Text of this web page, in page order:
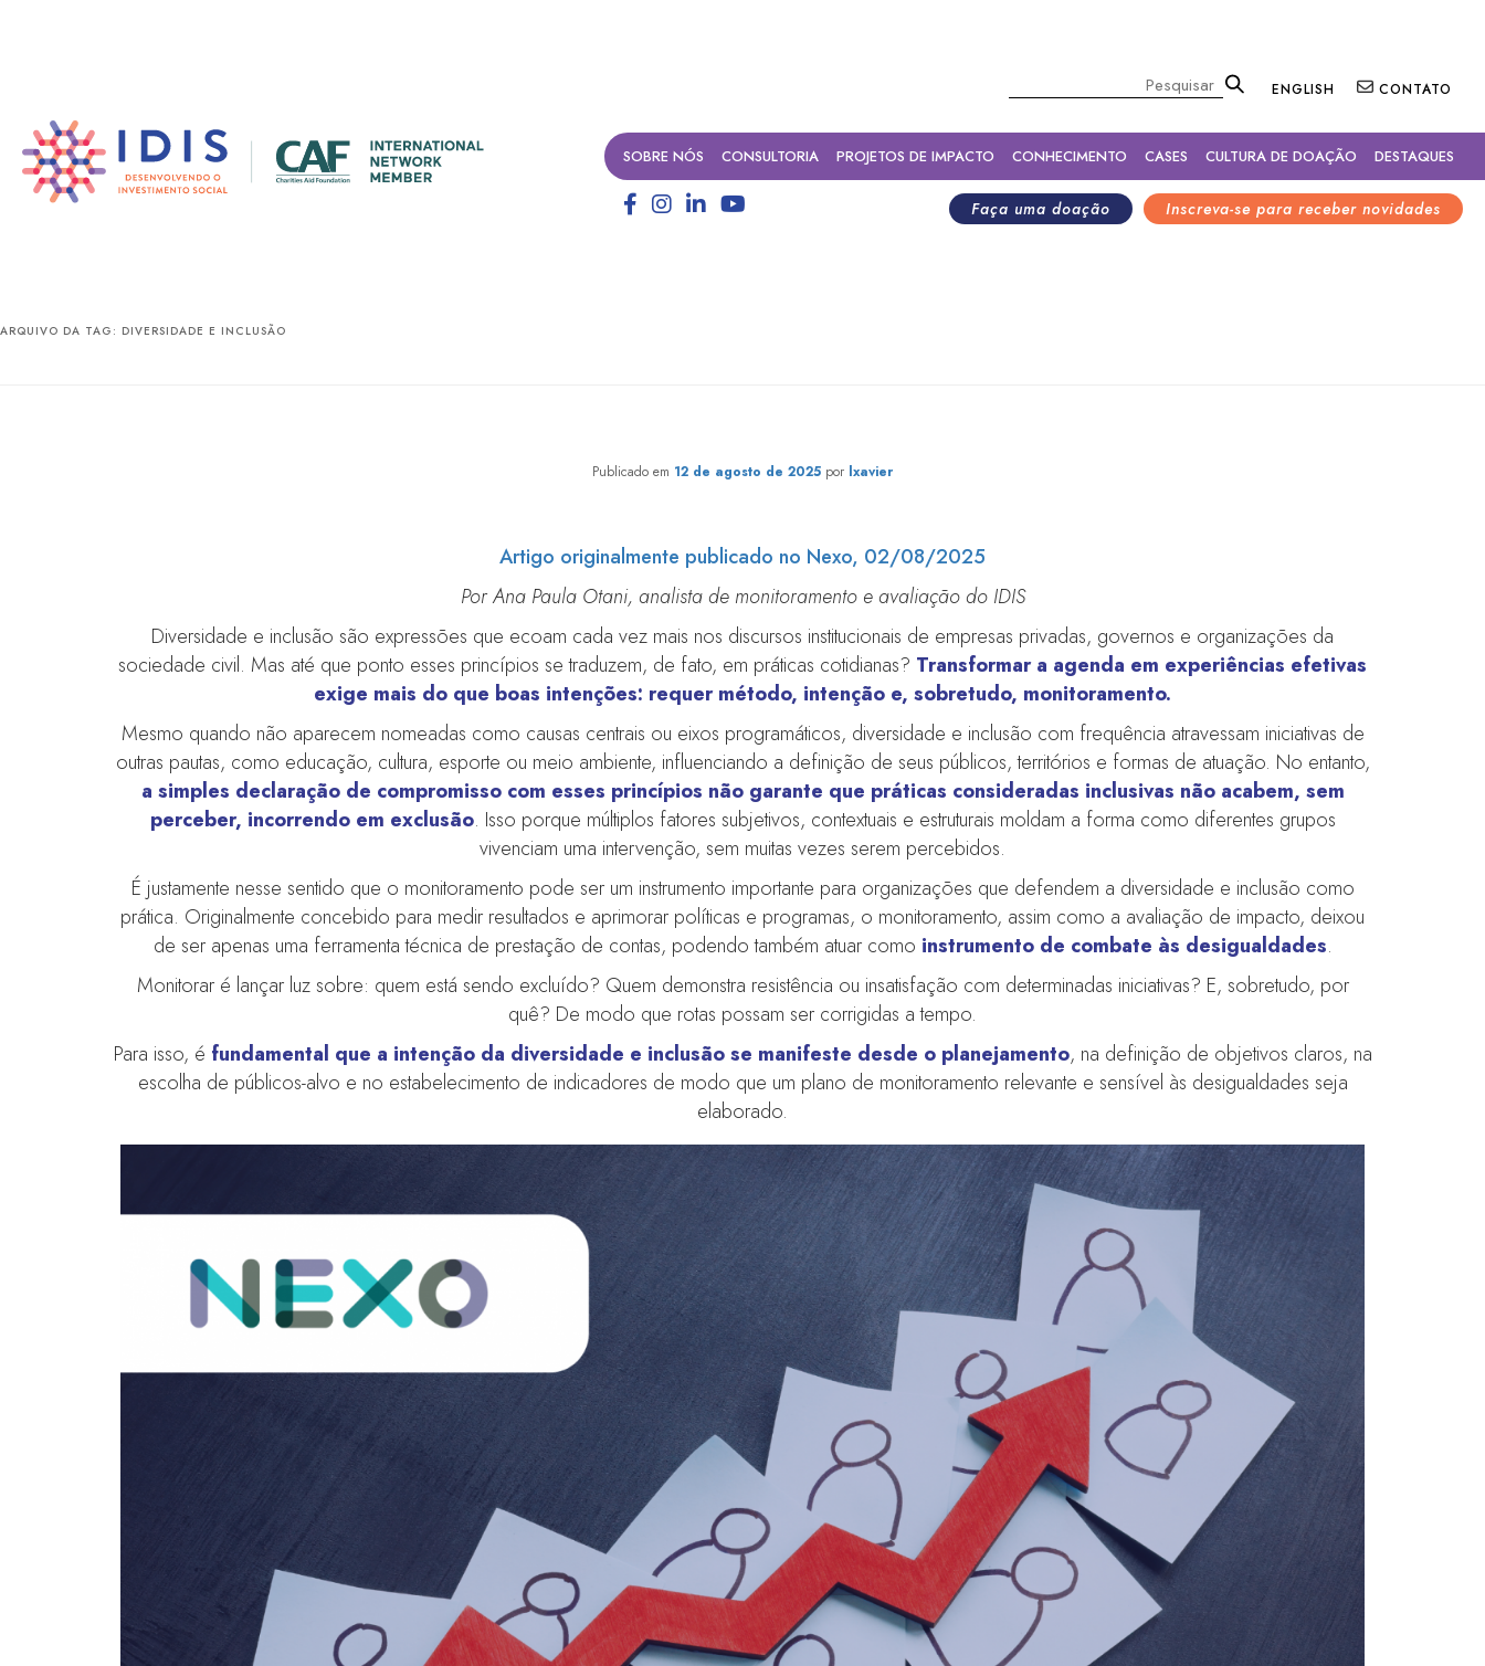
ENGLISH CONTATO
SOBRE NÓS CONSULTORIA PROJETOS DE IMPACTO CONHECIMENTO CASES CULTURA DE DOAÇÃO DESTAQUES
Inscreva-se para receber novidades
Faça uma doação
ARQUIVO DA TAG: DIVERSIDADE E INCLUSÃO
Publicado em 12 de agosto de 2025 por lxavier
Artigo originalmente publicado no Nexo, 02/08/2025
Por Ana Paula Otani, analista de monitoramento e avaliação do IDIS
Diversidade e inclusão são expressões que ecoam cada vez mais nos discursos institucionais de empresas privadas, governos e organizações da
sociedade civil. Mas até que ponto esses princípios se traduzem, de fato, em práticas cotidianas? Transformar a agenda em experiências efetivas
exige mais do que boas intenções: requer método, intenção e, sobretudo, monitoramento.
Mesmo quando não aparecem nomeadas como causas centrais ou eixos programáticos, diversidade e inclusão com frequência atravessam iniciativas de
outras pautas, como educação, cultura, esporte ou meio ambiente, influenciando a definição de seus públicos, territórios e formas de atuação. No entanto,
a simples declaração de compromisso com esses princípios não garante que práticas consideradas inclusivas não acabem, sem
perceber, incorrendo em exclusão. Isso porque múltiplos fatores subjetivos, contextuais e estruturais moldam a forma como diferentes grupos
vivenciam uma intervenção, sem muitas vezes serem percebidos.
É justamente nesse sentido que o monitoramento pode ser um instrumento importante para organizações que defendem a diversidade e inclusão como
prática. Originalmente concebido para medir resultados e aprimorar políticas e programas, o monitoramento, assim como a avaliação de impacto, deixou
de ser apenas uma ferramenta técnica de prestação de contas, podendo também atuar como instrumento de combate às desigualdades.
Monitorar é lançar luz sobre: quem está sendo excluído? Quem demonstra resistência ou insatisfação com determinadas iniciativas? E, sobretudo, por
quê? De modo que rotas possam ser corrigidas a tempo.
Para isso, é fundamental que a intenção da diversidade e inclusão se manifeste desde o planejamento, na definição de objetivos claros, na
escolha de públicos-alvo e no estabelecimento de indicadores de modo que um plano de monitoramento relevante e sensível às desigualdades seja
elaborado.